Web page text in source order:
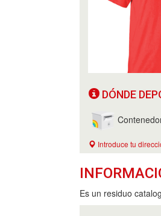
DÓNDE
Introduce tu
Es un residuo